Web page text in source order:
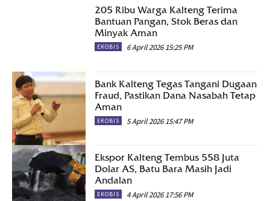
205 Ribu Warga Kalteng Terima
Bantuan Pangan, Stok Beras dan
Minyak Aman
EKOBIS 6 April 2026 15:25 PM
Bank Kalteng Tegas Tangani Dugaan
Fraud, Pastikan Dana Nasabah Tetap
Aman
EKOBIS 5 April 2026 15:47 PM
Ekspor Kalteng Tembus 558 Juta
Dolar AS, Batu Bara Masih Jadi
Andalan
EKOBIS 4 April 2026 17:56 PM